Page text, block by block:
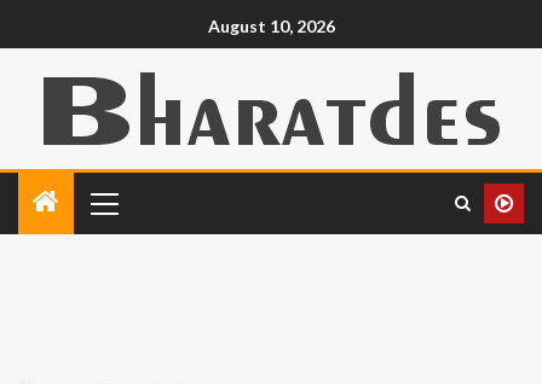
August 10, 2026